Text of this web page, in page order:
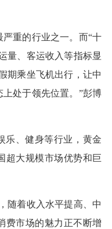
重的行业之一。而“十
量、客运收入等指标显
期乘坐飞机出行，让中
处于领先位置。”彭博
乐、健身等行业，黄金
超大规模市场优势和巨
随着收入水平提高、中
费市场的魅力正不断增